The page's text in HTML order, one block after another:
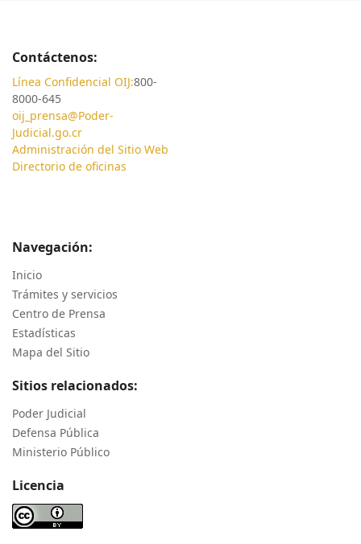
Contáctenos:
Línea Confidencial OIJ:800-
8000-645
oij_prensa@Poder-
Judicial.go.cr
Administración del Sitio Web
Directorio de oficinas
Navegación:
Inicio
Trámites y servicios
Centro de Prensa
Estadísticas
Mapa del Sitio
Sitios relacionados:
Poder Judicial
Defensa Pública
Ministerio Público
Licencia